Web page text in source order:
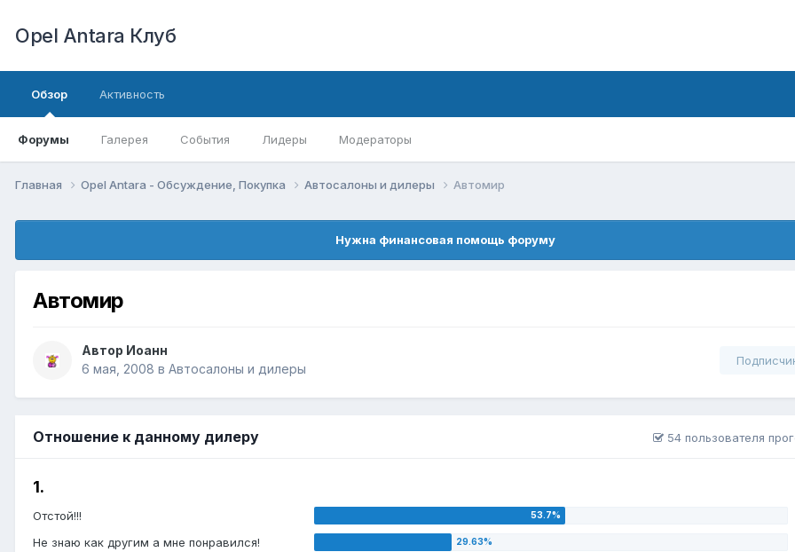
Opel Antara Клуб
Обзор
Форумы Галерея События Лидеры Модераторы
Активность
Главная Opel Antara - Обсуждение, Покупка Автосалоны и дилеры Автомир
Нужна финансовая помощь форуму
Автомир
Автор Иоанн
6 мая, 2008 в Автосалоны и дилеры
Отношение к данному дилеру 54 пользователя
1.
Отстой!!!
Не знаю как другим а мне понравился!